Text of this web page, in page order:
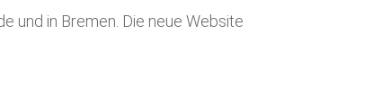
und in Bremen. Die neue Website